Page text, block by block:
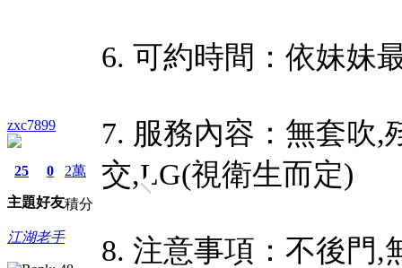
zxc7899
25
主題
0
好友
2萬
積分
江湖老手
6. 可約時間：依妹妹
7. 服務內容：無套吹,
交,LG(視衛生而定)
8. 注意事項：不後門,